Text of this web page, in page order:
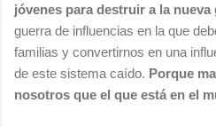
jóvenes para destruir a la nueva
guerra de influencias en la que
familias y convertirnos en una
de este sistema caído. Porque
nosotros que el que está en el